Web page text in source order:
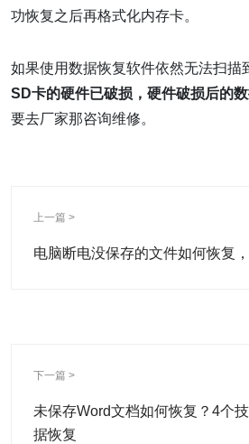
功恢复之后再格式化内存卡。
如果使用数据恢复软件依然无法扫描
SD卡的硬件已破损，硬件破损后的
要去厂家那咨询维修。
上一篇 >
电脑断电没保存的文件如何恢复
下一篇 >
未保存Word文档如何恢复？4个
据恢复